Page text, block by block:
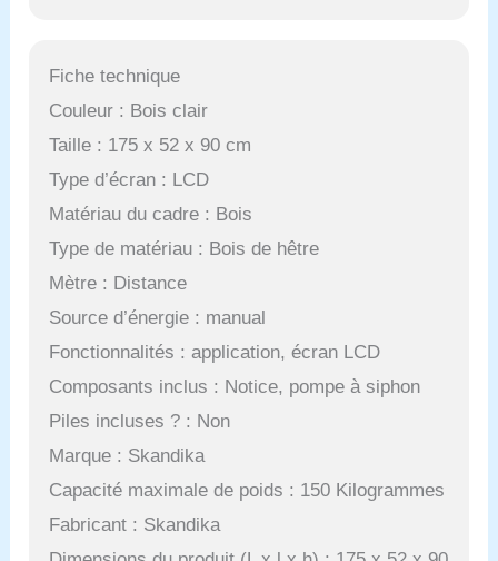
Fiche technique
Couleur : Bois clair
Taille : 175 x 52 x 90 cm
Type d’écran : LCD
Matériau du cadre : Bois
Type de matériau : Bois de hêtre
Mètre : Distance
Source d’énergie : manual
Fonctionnalités : application, écran LCD
Composants inclus : Notice, pompe à siphon
Piles incluses ? : Non
Marque : Skandika
Capacité maximale de poids : 150 Kilogrammes
Fabricant : Skandika